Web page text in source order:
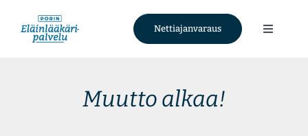
content
Nettiajanvaraus
Toggle
Tietoa meistä
Muutto alkaa!